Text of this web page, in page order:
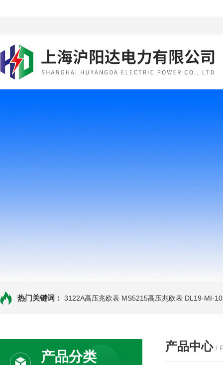
热门关键词： 3122A高压兆欧表 MS5215高压兆欧表 DL19-MI-
产品分类
产品中心 /